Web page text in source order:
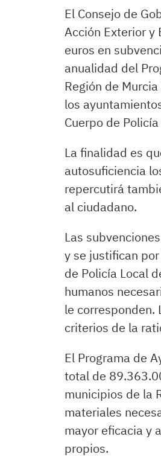
El Consejo de
Acción Exterior y
euros en
anualidad del
Región de
los
Cuerpo de
La finalidad es
autosuficiencia
repercutirá
al ciudadano.
Las
y se justifican
de Policía Local
humanos
le corresponden.
criterios de la
El Programa de
total de
municipios de la
materiales
mayor eficacia y
propios.